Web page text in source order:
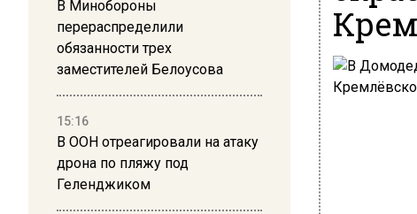
В Минобороны
перераспределили
обязанности трех
заместителей Белоусова
15:16
В ООН отреагировали на атаку
дрона по пляжу под
Геленджиком